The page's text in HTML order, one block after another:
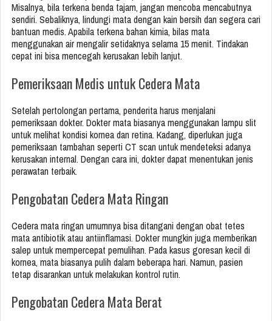
Misalnya, bila terkena benda tajam, jangan mencoba mencabutnya
sendiri. Sebaliknya, lindungi mata dengan kain bersih dan segera cari
bantuan medis. Apabila terkena bahan kimia, bilas mata
menggunakan air mengalir setidaknya selama 15 menit. Tindakan
cepat ini bisa mencegah kerusakan lebih lanjut.
Pemeriksaan Medis untuk Cedera Mata
Setelah pertolongan pertama, penderita harus menjalani
pemeriksaan dokter. Dokter mata biasanya menggunakan lampu slit
untuk melihat kondisi kornea dan retina. Kadang, diperlukan juga
pemeriksaan tambahan seperti CT scan untuk mendeteksi adanya
kerusakan internal. Dengan cara ini, dokter dapat menentukan jenis
perawatan terbaik.
Pengobatan Cedera Mata Ringan
Cedera mata ringan umumnya bisa ditangani dengan obat tetes
mata antibiotik atau antiinflamasi. Dokter mungkin juga memberikan
salep untuk mempercepat pemulihan. Pada kasus goresan kecil di
kornea, mata biasanya pulih dalam beberapa hari. Namun, pasien
tetap disarankan untuk melakukan kontrol rutin.
Pengobatan Cedera Mata Berat